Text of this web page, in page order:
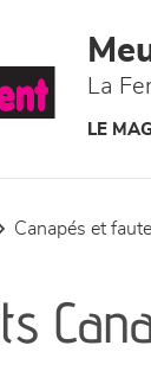
La
LE
canapés et